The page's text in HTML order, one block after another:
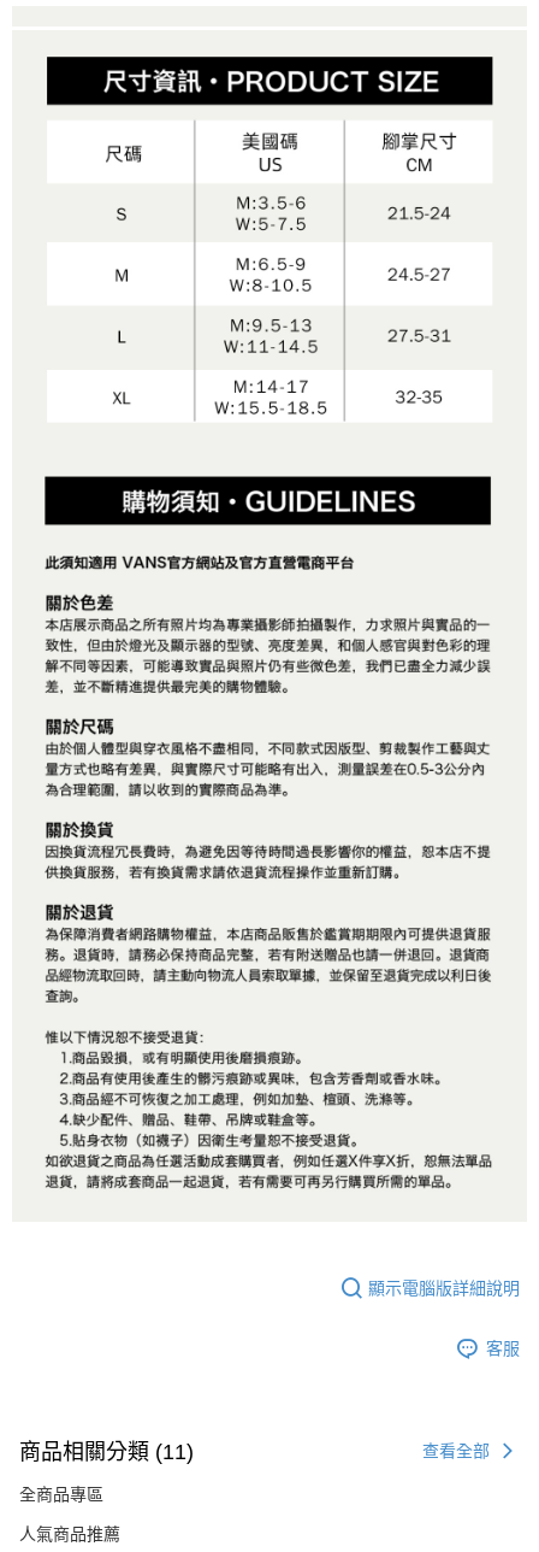
顯示電腦版詳細說明
客服
商品相關分類 (11) 查看全部
全商品專區
人氣商品推薦